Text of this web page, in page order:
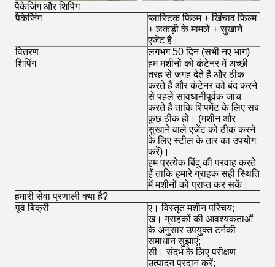
पैकेजिंग और शिपिंग
पैकेजिंग
प्लास्टिक फिल्म + खिंचाव फिल्म
+ लकड़ी के मामले + सुखाने
एजेंट है।
वितरण
लगभग 50 दिन (सभी नए भाग)
शिपिंग
हम मशीनों को कंटेनर में अच्छी
तरह से जगह देते हैं और ठीक
करते हैं और कंटेनर को बंद करने
से पहले सावधानीपूर्वक जांच
करते हैं ताकि शिपमेंट के लिए सब
कुछ ठीक हो। (मशीन और
सुखाने वाले एजेंट को ठीक करने
के लिए स्टील के तार का उपयोग
करें)।
हम प्रत्येक बिंदु की परवाह करते
हैं ताकि हमारे ग्राहक सही स्थिति
में मशीनों को प्राप्त कर सकें।
हमारी सेवा प्रणाली क्या है?
पूर्व बिक्री
ए। विस्तृत मशीन परिचय;
ख। ग्राहकों की आवश्यकताओं
के अनुसार उपयुक्त टर्नकी
समाधान सुझाएं;
सी। संदर्भ के लिए परीक्षण
उत्पादन प्रदान करें;